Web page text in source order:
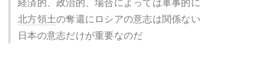
経済的、政治的、場合によっては軍事的に
北方領土の奪還にロシアの意志は関係ない
日本の意志だけが重要なのだ